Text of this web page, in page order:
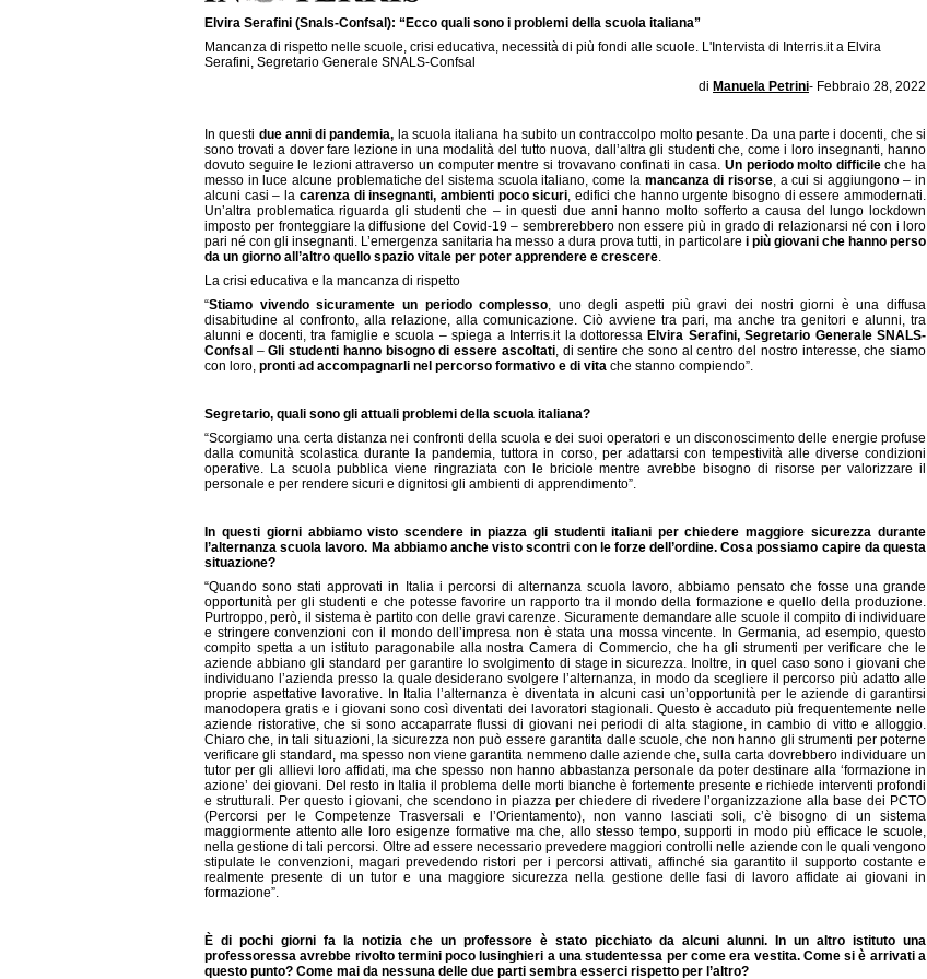
Elvira Serafini (Snals-Confsal): “Ecco quali sono i problemi della scuola italiana”
Mancanza di rispetto nelle scuole, crisi educativa, necessità di più fondi alle scuole. L'Intervista di Interris.it a Elvira
Serafini, Segretario Generale SNALS-Confsal
di Manuela Petrini- Febbraio 28, 2022
In questi due anni di pandemia, la scuola italiana ha subito un contraccolpo molto pesante. Da una parte i docenti, che si
sono trovati a dover fare lezione in una modalità del tutto nuova, dall’altra gli studenti che, come i loro insegnanti, hanno
dovuto seguire le lezioni attraverso un computer mentre si trovavano confinati in casa. Un periodo molto difficileche ha
messo in luce alcune problematiche del sistema scuola italiano, come la mancanza di risorse, a cui si aggiungono – in
alcuni casi – la carenza di insegnanti, ambienti poco sicuri, edifici che hanno urgente bisogno di essere ammodernati.
Un’altra problematica riguarda gli studenti che – in questi due anni hanno molto sofferto a causa del lungo lockdown
imposto per fronteggiare la diffusione del Covid-19 – sembrerebbero non essere più in grado di relazionarsi né con i loro
pari né con gli insegnanti. L’emergenza sanitaria ha messo a dura prova tutti, in particolare i più giovani che hanno perso
da un giorno all’altro quello spazio vitale per poter apprendere e crescere.
La crisi educativa e la mancanza di rispetto
“Stiamo vivendo sicuramente un periodo complesso, uno degli aspetti più gravi dei nostri giorni è una diffusa
disabitudine al confronto, alla relazione, alla comunicazione. Ciò avviene tra pari, ma anche tra genitori e alunni, tra
alunni e docenti, tra famiglie e scuola – spiega a Interris.it la dottoressa Elvira Serafini, Segretario Generale SNALS-
Confsal –Gli studenti hanno bisogno di essere ascoltati, di sentire che sono al centro del nostro interesse, che siamo
con loro, pronti ad accompagnarli nel percorso formativo e di vita che stanno compiendo”.
Segretario, quali sono gli attuali problemi della scuola italiana?
“Scorgiamo una certa distanza nei confronti della scuola e dei suoi operatori e un disconoscimento delle energie profuse
dalla comunità scolastica durante la pandemia, tuttora in corso, per adattarsi con tempestività alle diverse condizioni
operative. La scuola pubblica viene ringraziata con le briciole mentre avrebbe bisogno di risorse per valorizzare il
personale e per rendere sicuri e dignitosi gli ambienti di apprendimento”.
In questi giorni abbiamo visto scendere in piazza gli studenti italiani per chiedere maggiore sicurezza durante
l’alternanza scuola lavoro. Ma abbiamo anche visto scontri con le forze dell’ordine. Cosa possiamo capire da questa
situazione?
“Quando sono stati approvati in Italia i percorsi di alternanza scuola lavoro, abbiamo pensato che fosse una grande
opportunità per gli studenti e che potesse favorire un rapporto tra il mondo della formazione e quello della produzione.
Purtroppo, però, il sistema è partito con delle gravi carenze. Sicuramente demandare alle scuole il compito di individuare
e stringere convenzioni con il mondo dell’impresa non è stata una mossa vincente. In Germania, ad esempio, questo
compito spetta a un istituto paragonabile alla nostra Camera di Commercio, che ha gli strumenti per verificare che le
aziende abbiano gli standard per garantire lo svolgimento di stage in sicurezza. Inoltre, in quel caso sono i giovani che
individuano l’azienda presso la quale desiderano svolgere l’alternanza, in modo da scegliere il percorso più adatto alle
proprie aspettative lavorative. In Italia l’alternanza è diventata in alcuni casi un’opportunità per le aziende di garantirsi
manodopera gratis e i giovani sono così diventati dei lavoratori stagionali. Questo è accaduto più frequentemente nelle
aziende ristorative, che si sono accaparrate flussi di giovani nei periodi di alta stagione, in cambio di vitto e alloggio.
Chiaro che, in tali situazioni, la sicurezza non può essere garantita dalle scuole, che non hanno gli strumenti per poterne
verificare gli standard, ma spesso non viene garantita nemmeno dalle aziende che, sulla carta dovrebbero individuare un
tutor per gli allievi loro affidati, ma che spesso non hanno abbastanza personale da poter destinare alla ‘formazione in
azione’ dei giovani. Del resto in Italia il problema delle morti bianche è fortemente presente e richiede interventi profondi
e strutturali. Per questo i giovani, che scendono in piazza per chiedere di rivedere l’organizzazione alla base dei PCTO
(Percorsi per le Competenze Trasversali e l’Orientamento), non vanno lasciati soli, c’è bisogno di un sistema
maggiormente attento alle loro esigenze formative ma che, allo stesso tempo, supporti in modo più efficace le scuole,
nella gestione di tali percorsi. Oltre ad essere necessario prevedere maggiori controlli nelle aziende con le quali vengono
stipulate le convenzioni, magari prevedendo ristori per i percorsi attivati, affinché sia garantito il supporto costante e
realmente presente di un tutor e una maggiore sicurezza nella gestione delle fasi di lavoro affidate ai giovani in
formazione”.
È di pochi giorni fa la notizia che un professore è stato picchiato da alcuni alunni. In un altro istituto una
professoressa avrebbe rivolto termini poco lusinghieri a una studentessa per come era vestita. Come si è arrivati a
questo punto? Come mai da nessuna delle due parti sembra esserci rispetto per l’altro?